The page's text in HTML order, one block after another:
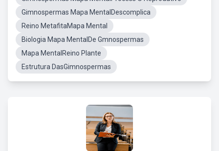
Gimnospermas Mapa MentalDescomplica
Reino MetafitaMapa Mental
Biologia Mapa MentalDe Gmnospermas
Mapa MentalReino Plante
Estrutura DasGimnospermas